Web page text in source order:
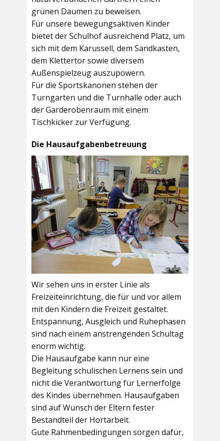
grünen Daumen zu beweisen.
Für unsere bewegungsaktiven Kinder
bietet derSchulhofausreichend Platz, um
sich mit dem Karussell, dem Sandkasten,
dem Klettertor sowie diversem
Außenspielzeug auszupowern.
Für die Sportskanonen stehen der
Turngarten und die Turnhalle oder auch
derGarderobenraum mit einem
Tischkicker zur Verfügung.
Die Hausaufgabenbetreuung
Wir sehen uns in erster Linie als
Freizeiteinrichtung, die für und vor allem
mit den Kindern die Freizeit gestaltet.
Entspannung, Ausgleich und Ruhephasen
sind nach einem anstrengenden Schultag
enorm wichtig.
Die Hausaufgabe kann nur eine
Begleitung schulischen Lernens sein und
nicht die Verantwortung für Lernerfolge
des Kindes übernehmen. Hausaufgaben
sind auf Wunsch der Eltern fester
Bestandteil der Hortarbeit.
Gute Rahmenbedingungen sorgen dafür,